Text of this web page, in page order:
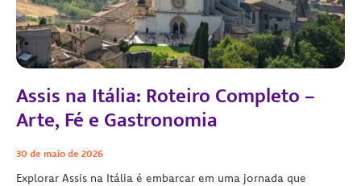
Assis na Itália: Roteiro Completo –
Arte, Fé e Gastronomia
30 de maio de 2026
Explorar Assis na Itália é embarcar em uma jornada que